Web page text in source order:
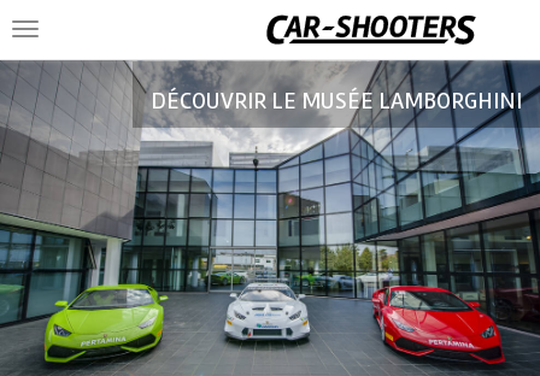
Toggle
navigation
DÉCOUVRIR LE MUSÉE LAMBORGHINI